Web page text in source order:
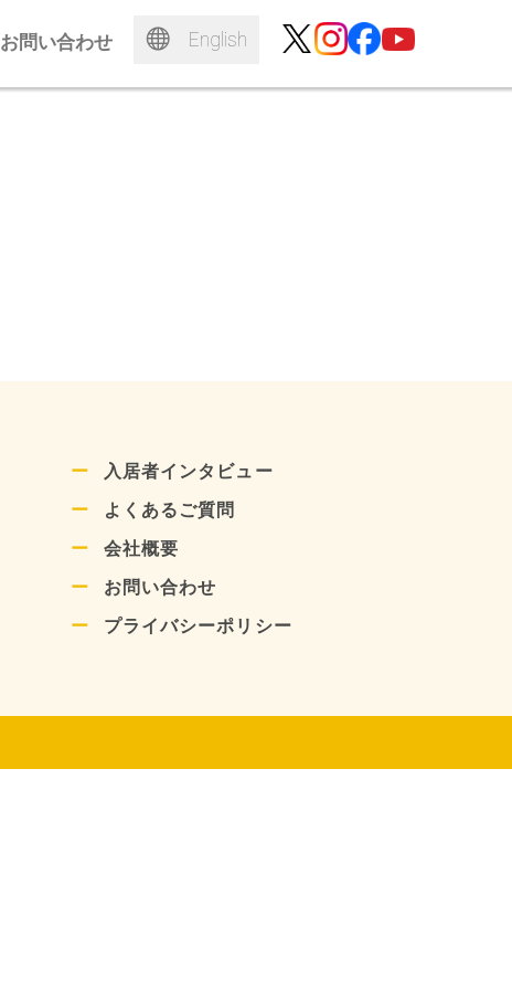
お問い合わせ English
入居者インタビュー
よくあるご質問
会社概要
お問い合わせ
プライバシーポリシー